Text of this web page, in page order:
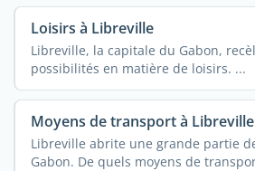
Loisirs à Libreville
Libreville, la capitale du Gabon,
possibilités en matière de loisirs. ...
Moyens de transport à Libreville
Libreville abrite une grande partie
Gabon. De quels moyens de